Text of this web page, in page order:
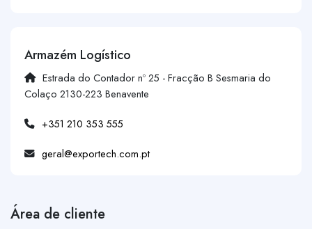
Armazém Logístico
Estrada do Contador nº 25 - Fracção B Sesmaria do
Colaço 2130-223 Benavente
+351 210 353 555
geral@exportech.com.pt
Área de cliente